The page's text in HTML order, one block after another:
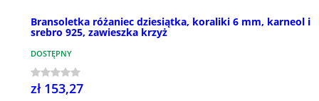
Bransoletka różaniec dziesiątka, koraliki 6 mm, karneol i
srebro 925, zawieszka krzyż
DOSTĘPNY
zł 153,27